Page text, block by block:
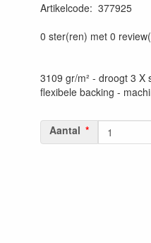
Artikelcode: 377925
0 ster(ren) met 0
3109 gr/m² - droogt 3
flexibele backing -
Aantal